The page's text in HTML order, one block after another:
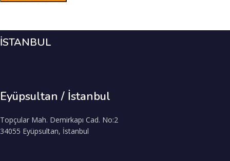
İSTANBUL
Eyüpsultan / İstanbul
Topçular Mah. Demirkapı Cad. No:2
34055 Eyüpsultan, İstanbul